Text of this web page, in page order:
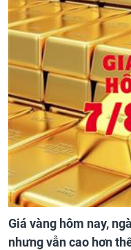
Giá vàng hôm nay,
nhưng vẫn cao hơn